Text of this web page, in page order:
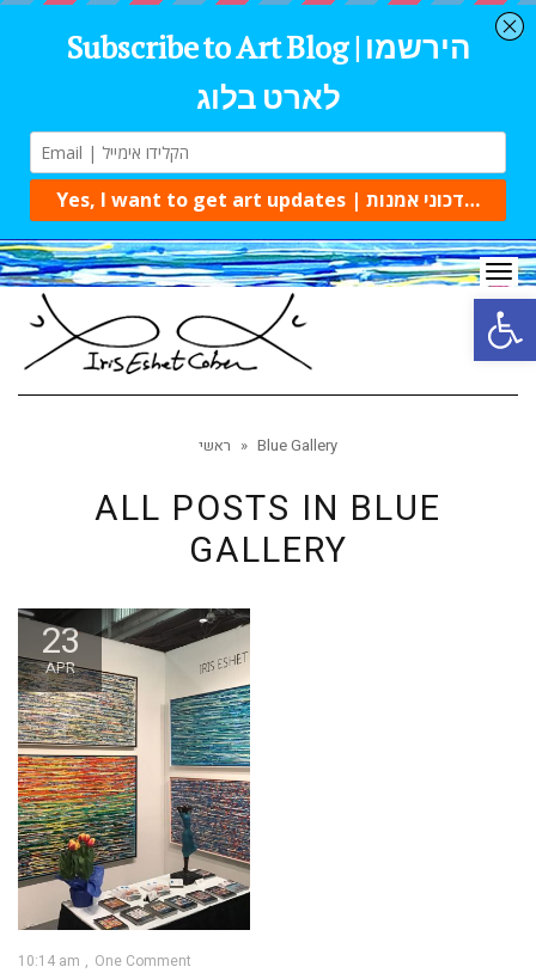
ראשי » Blue Gallery
ALL POSTS IN BLUE
GALLERY
23
APR
10:14 am One Comment